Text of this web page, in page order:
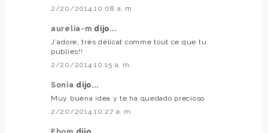
2/20/2014 10:08 a. m.
aurelia-m dijo...
J'adore, très délicat comme tout ce que tu
publies!!
2/20/2014 10:15 a. m.
Sonia dijo...
Muy buena idea y te ha quedado precioso
2/20/2014 10:27 a. m.